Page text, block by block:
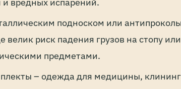
подноском или
велик риск падения грузов на стопу
предметами.
– одежда для медицины,